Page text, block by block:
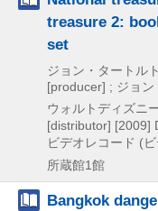
treasure 2:
set
ジョン・タートル
[producer] ; ジョ
ウォルトディズニ
[distributor] [2009]
ビデオレコード (
所蔵館1館
Bangkok